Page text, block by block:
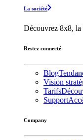
La société
Découvrez 8x8, la
Restez connecté
Blog
Vision
Tarifs
Support
Company